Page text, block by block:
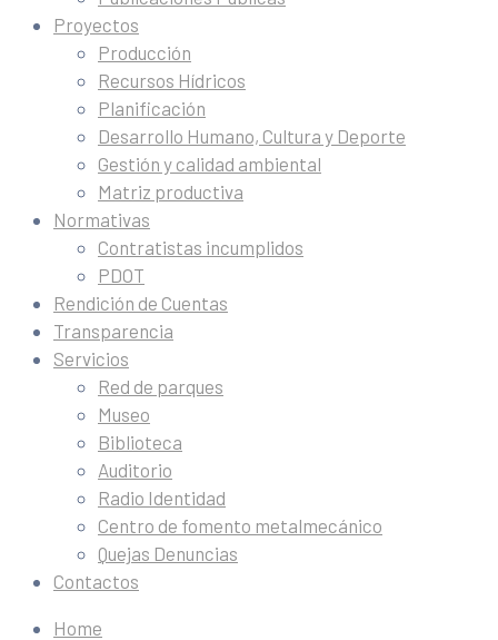
Proyectos
Producción
Recursos Hídricos
Planificación
Desarrollo Humano, Cultura y Deporte
Gestión y calidad ambiental
Matriz productiva
Normativas
Contratistas incumplidos
PDOT
Rendición de Cuentas
Transparencia
Servicios
Red de parques
Museo
Biblioteca
Auditorio
Radio Identidad
Centro de fomento metalmecánico
Quejas Denuncias
Contactos
Home